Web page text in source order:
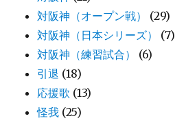
対阪神（オープン戦）
(29)
対阪神（日本シリーズ）
(7)
対阪神（練習試合）
(6)
引退 (18)
応援歌 (13)
怪我 (25)